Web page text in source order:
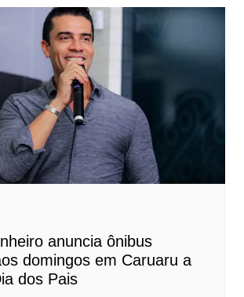
anuncia ônibus
domingos em Caruaru a
dos Pais